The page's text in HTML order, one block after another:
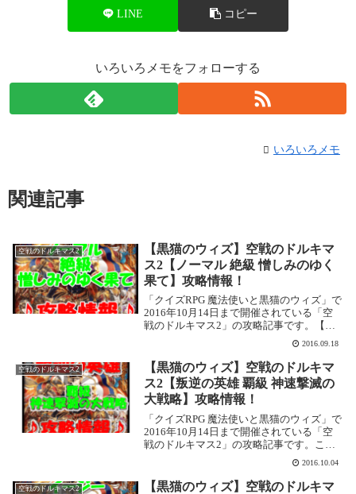
LINE コピー
いろいろメモをフォローする
いろいろメモ
関連記事
空戦のドルキマス2
【黒猫のウィズ】空戦のドルキマ
ス2【ノーマル 絶級 憎しみのゆく
果て】攻略情報！
「クイズRPG 魔法使いと黒猫のウィズ」で
2016年10月14日まで開催されている「空
戦のドルキマス2」の攻略記事です。【ノ
ーマル 絶級 憎しみのゆく果て】を攻略し
ます。空戦のドルキマス2【ノーマル 絶級
憎しみのゆく果て】基本情報イベント...
2016.09.18
空戦のドルキマス2
【黒猫のウィズ】空戦のドルキマ
ス2【叛逆の英雄 覇級 神速撃滅の
大戦略】攻略情報！
「クイズRPG 魔法使いと黒猫のウィズ」で
2016年10月14日まで開催されている「空
戦のドルキマス2」の攻略記事です。ここ
ではスピンオフのイベントクエスト【叛逆
の英雄 覇級 神速撃滅の大戦略】を攻略し
ます。【叛逆の英雄 覇級 神速撃滅の大...
2016.10.04
空戦のドルキマス2
【黒猫のウィズ】空戦のドルキマ